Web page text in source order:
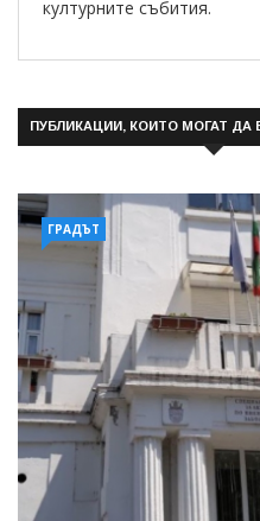
културните събития.
ПУБЛИКАЦИИ, КОИТО МОГАТ ДА
ГРАДЪТ